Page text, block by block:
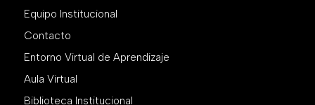
Equipo Institucional
Contacto
Entorno Virtual de Aprendizaje
Aula Virtual
Biblioteca Institucional